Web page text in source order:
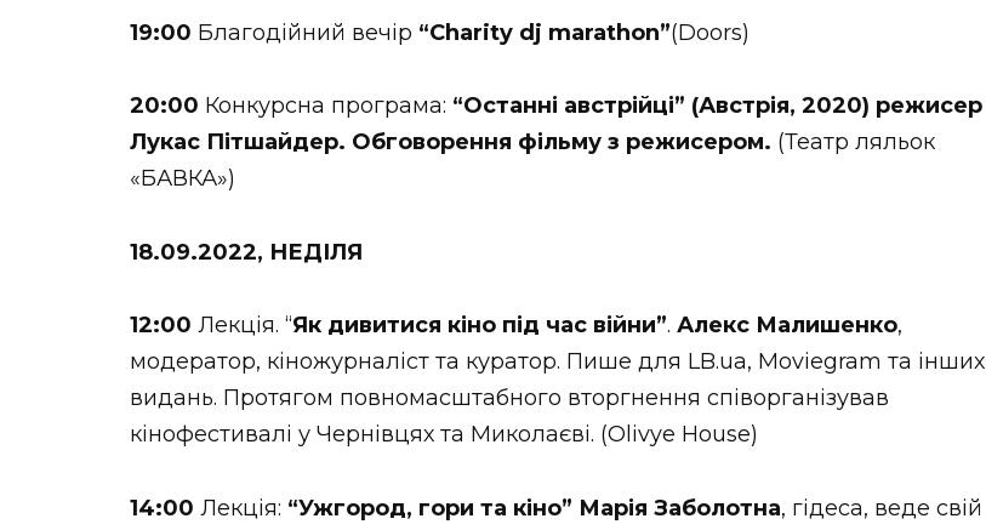
19:00 Благодійний вечір “Сharity dj marathon”(Doors)
20:00 Конкурсна програма: “Останні австрійці” (Австрія, 2020) режисер
Лукас Пітшайдер. Обговорення фільму з режисером. (Театр ляльок
«БАВКА»)
18.09.2022, НЕДІЛЯ
12:00 Лекція. “Як дивитися кіно під час війни”. Алекс Малишенко,
модератор, кіножурналіст та куратор. Пише для LB.ua, Moviegram та інших
видань. Протягом повномасштабного вторгнення співорганізував
кінофестивалі у Чернівцях та Миколаєві. (Olivye House)
14:00 Лекція: “Ужгород, гори та кіно” Марія Заболотна, гідеса, веде свій